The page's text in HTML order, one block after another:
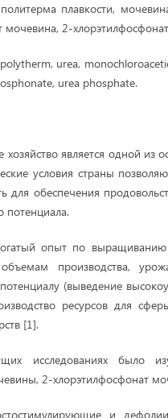
политерма плавкости,
мочевина, 2-
urea,
urea phosphate.
хозяйство является одной из
условия страны
для обеспечения
потенциала.
опыт по
производства,
(выведение
ресурсов для
[1].
исследованиях было
2-хлорэтилфосфонат
и